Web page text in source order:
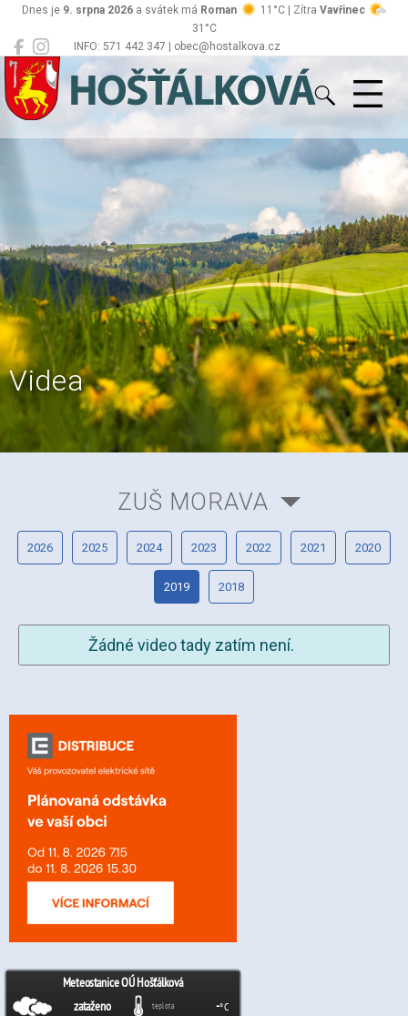
INFO: 571 442 347 | obec@hostalkova.cz
Dnes je 9. srpna 2026 a svátek má Roman 11°C | Zítra Vavřinec
31°C
Hošťálková
Videa
ZUŠ MORAVA
2026 2025 2024 2023 2022 2021 2020
2019 2018
Žádné video tady zatím není.